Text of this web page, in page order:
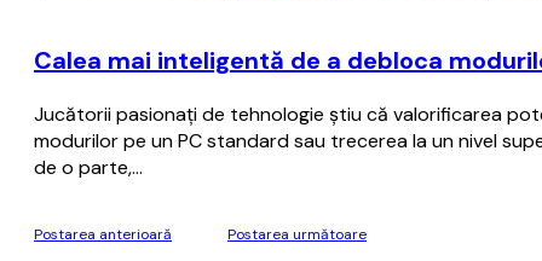
Calea mai inteligentă de a debloca
Jucătorii pasionați de tehnologie știu că valorificarea
modurilor pe un PC standard sau trecerea la un nivel
de o parte,…
Postarea anterioară Postarea următoare